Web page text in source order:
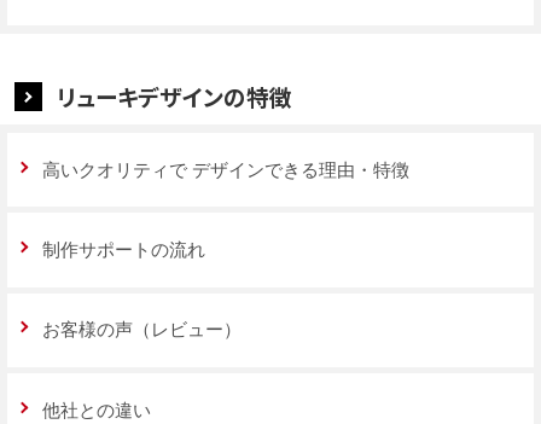
リューキデザインの特徴
高いクオリティで デザインできる理由・特徴
制作サポートの流れ
お客様の声（レビュー）
他社との違い